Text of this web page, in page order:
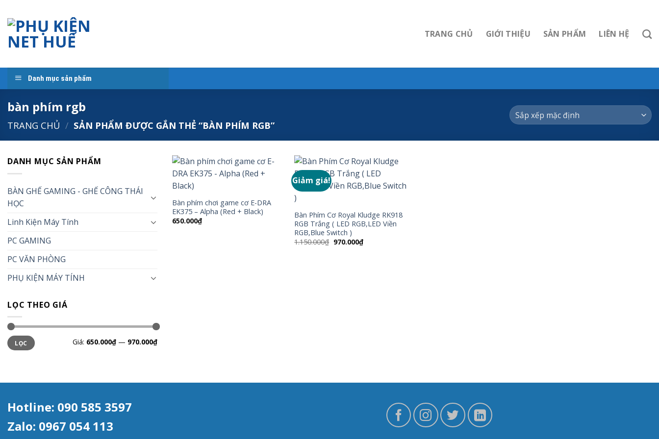
content
TRANG CHỦ GIỚI THIỆU SẢN PHẨM LIÊN HỆ
Danh mục sản phẩm
bàn phím rgb
TRANG CHỦ / SẢN PHẨM ĐƯỢC GẮN THẺ “BÀN PHÍM RGB”
DANH MỤC SẢN PHẨM
BÀN GHẾ GAMING - GHẾ CÔNG THÁI
HỌC
Linh Kiện Máy Tính
PC GAMING
PC VĂN PHÒNG
PHỤ KIỆN MÁY TÍNH
LỌC THEO GIÁ
Giá
tối
thiểu
Giá
tối
đa
LỌC Giá: 650.000₫ — 970.000₫
Bàn phím chơi game cơ E-DRA
EK375 – Alpha (Red + Black)
650.000₫
Giảm giá!
Bàn Phím Cơ Royal Kludge RK918
RGB Trắng ( LED RGB,LED Viền
RGB,Blue Switch )
1.150.000₫ Giá
970.000₫Giá
hiện
Hotline: 090 585 3597
Zalo: 0967 054 113